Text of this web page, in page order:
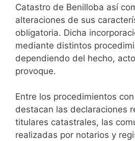
Catastro de Benilloba así
alteraciones de sus
obligatoria. Dicha
mediante distintos
dependiendo del hecho,
provoque.
Entre los procedimientos
destacan las declaraciones
titulares catastrales, las
realizadas por notarios y